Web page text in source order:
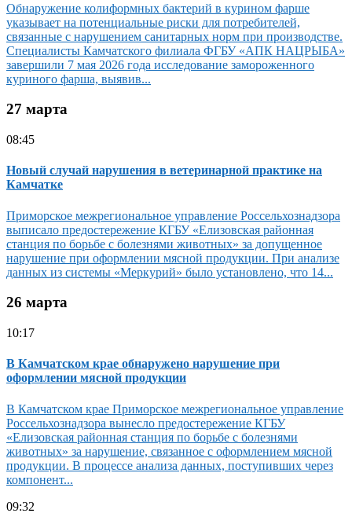
Обнаружение колиформных бактерий в курином фарше
указывает на потенциальные риски для потребителей,
связанные с нарушением санитарных норм при производстве.
Специалисты Камчатского филиала ФГБУ «АПК НАЦРЫБА»
завершили 7 мая 2026 года исследование замороженного
куриного фарша, выявив...
27 марта
08:45
Новый случай нарушения в ветеринарной практике на
Камчатке
Приморское межрегиональное управление Россельхознадзора
выписало предостережение КГБУ «Елизовская районная
станция по борьбе с болезнями животных» за допущенное
нарушение при оформлении мясной продукции. При анализе
данных из системы «Меркурий» было установлено, что 14...
26 марта
10:17
В Камчатском крае обнаружено нарушение при
оформлении мясной продукции
В Камчатском крае Приморское межрегиональное управление
Россельхознадзора вынесло предостережение КГБУ
«Елизовская районная станция по борьбе с болезнями
животных» за нарушение, связанное с оформлением мясной
продукции. В процессе анализа данных, поступивших через
компонент...
09:32